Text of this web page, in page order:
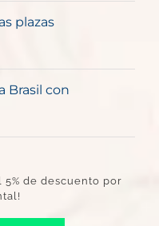
plazas
Brasil con
5% de descuento por